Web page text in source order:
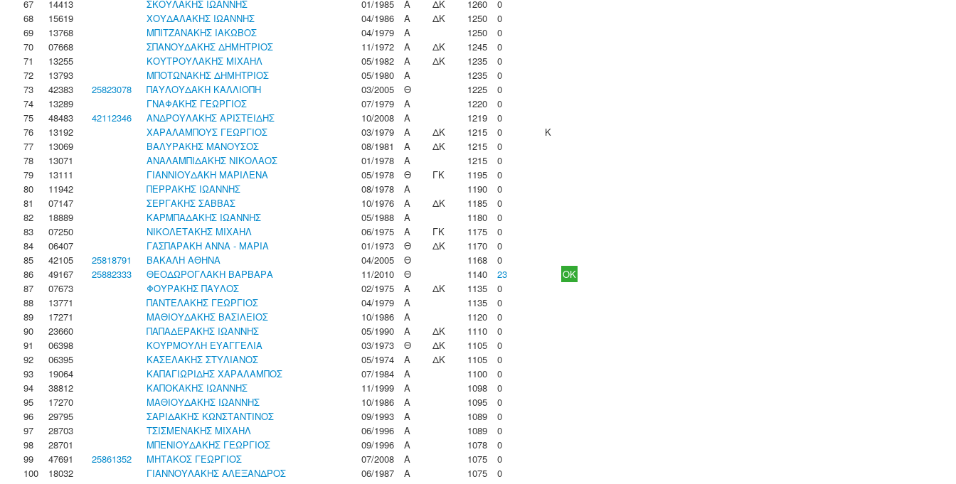
67
14413 ΣΚΟΥΛΑΚΗΣ ΙΩΑΝΝΗΣ 01/1985 Α ΔΚ 1260
0
68
15619 ΧΟΥΔΑΛΑΚΗΣ ΙΩΑΝΝΗΣ 04/1986 Α ΔΚ 1250
0
69
13768 ΜΠΙΤΖΑΝΑΚΗΣ ΙΑΚΩΒΟΣ 04/1979 Α 1250
0
70
07668 ΣΠΑΝΟΥΔΑΚΗΣ ΔΗΜΗΤΡΙΟΣ 11/1972 Α ΔΚ 1245
0
71
13255 ΚΟΥΤΡΟΥΛΑΚΗΣ ΜΙΧΑΗΛ 05/1982 Α ΔΚ 1235
0
72
13793 ΜΠΟΤΩΝΑΚΗΣ ΔΗΜΗΤΡΙΟΣ 05/1980 Α 1235
0
73
42383 25823078 ΠΑΥΛΟΥΔΑΚΗ ΚΑΛΛΙΟΠΗ 03/2005 Θ 1225
0
74
13289 ΓΝΑΦΑΚΗΣ ΓΕΩΡΓΙΟΣ 07/1979 Α 1220
0
75
48483 42112346 ΑΝΔΡΟΥΛΑΚΗΣ ΑΡΙΣΤΕΙΔΗΣ 10/2008 Α 1219
0
76
13192 ΧΑΡΑΛΑΜΠΟΥΣ ΓΕΩΡΓΙΟΣ 03/1979 Α ΔΚ 1215 0
K
77
13069 ΒΑΛΥΡΑΚΗΣ ΜΑΝΟΥΣΟΣ 08/1981 Α ΔΚ 1215
0
78
13071 ΑΝΑΛΑΜΠΙΔΑΚΗΣ ΝΙΚΟΛΑΟΣ 01/1978 Α 1215
0
79
13111 ΓΙΑΝΝΙΟΥΔΑΚΗ ΜΑΡΙΛΕΝΑ 05/1978 Θ ΓΚ 1195
0
80
11942 ΠΕΡΡΑΚΗΣ ΙΩΑΝΝΗΣ 08/1978 Α 1190
0
81
07147 ΣΕΡΓΑΚΗΣ ΣΑΒΒΑΣ 10/1976 Α ΔΚ 1185
0
82
18889 ΚΑΡΜΠΑΔΑΚΗΣ ΙΩΑΝΝΗΣ 05/1988 Α 1180
0
83
07250 ΝΙΚΟΛΕΤΑΚΗΣ ΜΙΧΑΗΛ 06/1975 Α ΓΚ 1175
0
84
06407 ΓΑΣΠΑΡΑΚΗ ΑΝΝΑ - ΜΑΡΙΑ 01/1973 Θ ΔΚ 1170
0
85
42105 25818791 ΒΑΚΑΛΗ ΑΘΗΝΑ 04/2005 Θ 1168
0
86
49167 25882333 ΘΕΟΔΩΡΟΓΛΑΚΗ ΒΑΡΒΑΡΑ 11/2010 Θ 1140 23
OK
87
07673 ΦΟΥΡΑΚΗΣ ΠΑΥΛΟΣ 02/1975 Α ΔΚ 1135
0
88
13771 ΠΑΝΤΕΛΑΚΗΣ ΓΕΩΡΓΙΟΣ 04/1979 Α 1135
0
89
17271 ΜΑΘΙΟΥΔΑΚΗΣ ΒΑΣΙΛΕΙΟΣ 10/1986 Α 1120
0
90
23660 ΠΑΠΑΔΕΡΑΚΗΣ ΙΩΑΝΝΗΣ 05/1990 Α ΔΚ 1110
0
91
06398 ΚΟΥΡΜΟΥΛΗ ΕΥΑΓΓΕΛΙΑ 03/1973 Θ ΔΚ 1105
0
92
06395 ΚΑΣΕΛΑΚΗΣ ΣΤΥΛΙΑΝΟΣ 05/1974 Α ΔΚ 1105
0
93
19064 ΚΑΠΑΓΙΩΡΙΔΗΣ ΧΑΡΑΛΑΜΠΟΣ 07/1984 Α 1100
0
94
38812 ΚΑΠΟΚΑΚΗΣ ΙΩΑΝΝΗΣ 11/1999 Α 1098
0
95
17270 ΜΑΘΙΟΥΔΑΚΗΣ ΙΩΑΝΝΗΣ 10/1986 Α 1095
0
96
29795 ΣΑΡΙΔΑΚΗΣ ΚΩΝΣΤΑΝΤΙΝΟΣ 09/1993 Α 1089
0
97
28703 ΤΣΙΣΜΕΝΑΚΗΣ ΜΙΧΑΗΛ 06/1996 Α 1089
0
98
28701 ΜΠΕΝΙΟΥΔΑΚΗΣ ΓΕΩΡΓΙΟΣ 09/1996 Α 1078
0
99
47691 25861352 ΜΗΤΑΚΟΣ ΓΕΩΡΓΙΟΣ 07/2008 Α 1075
0
100
18032 ΓΙΑΝΝΟΥΛΑΚΗΣ ΑΛΕΞΑΝΔΡΟΣ 06/1987 Α 1075
0